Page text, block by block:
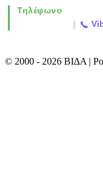
Τηλέφωνο
|
© 2000 - 2026 ΒΙΔΑ |